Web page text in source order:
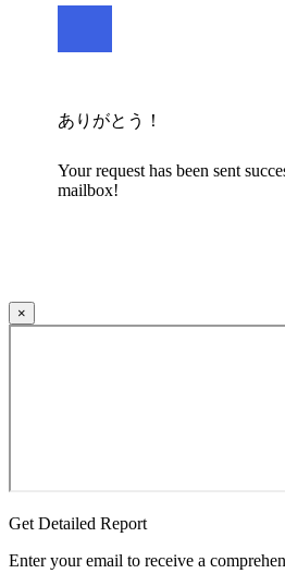
ありがとう！
Your request has been sent
mailbox!
×
Get Detailed Report
Enter your email to receive a